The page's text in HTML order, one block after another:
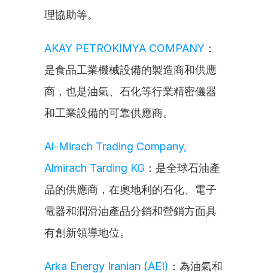
理協助等。
AKAY PETROKIMYA COMPANY ：
是食品工業機械設備的製造商和供應
商，也是油氣、石化等行業精密儀器
和工業設備的可靠供應商。
Al-Mirach Trading Company,
Almirach Tarding KG ：是全球石油產
品的供應商，在奧地利的石化、電子
電器和潤滑油產品分銷和營銷方面具
有創新領導地位。
Arka Energy Iranian (AEI) ：為油氣和